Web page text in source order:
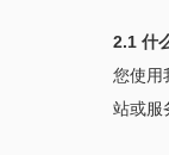
2.1 什
您使用
站或服